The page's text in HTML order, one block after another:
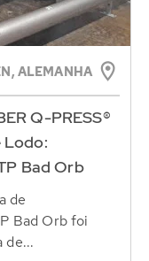
ALEMANHA
Q-PRESS®
Lodo:
Bad Orb
de
Bad Orb foi
de...